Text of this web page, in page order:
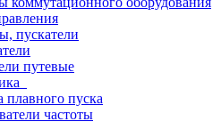
пускатели
путевые
плавного пуска
частоты